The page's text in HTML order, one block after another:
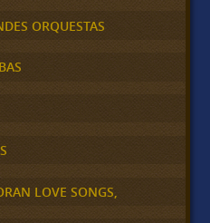
ORQUESTAS
LOVE SONGS,